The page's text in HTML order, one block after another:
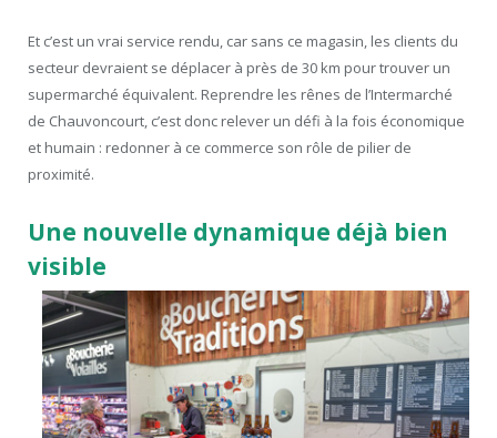
Et c’est un vrai service rendu, car sans ce magasin, les clients du
secteur devraient se déplacer à près de 30 km pour trouver un
supermarché équivalent. Reprendre les rênes de l’Intermarché
de Chauvoncourt, c’est donc relever un défi à la fois économique
et humain : redonner à ce commerce son rôle de pilier de
proximité.
Une nouvelle dynamique déjà bien
visible